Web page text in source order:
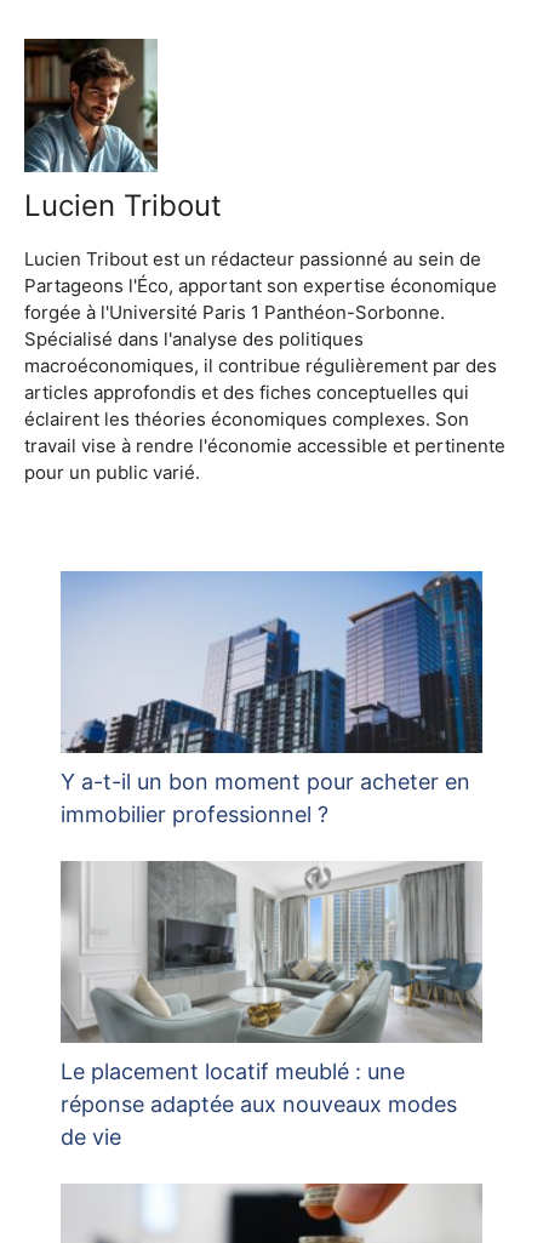
Lucien Tribout
Lucien Tribout est un rédacteur passionné au sein de
Partageons l'Éco, apportant son expertise économique
forgée à l'Université Paris 1 Panthéon-Sorbonne.
Spécialisé dans l'analyse des politiques
macroéconomiques, il contribue régulièrement par des
articles approfondis et des fiches conceptuelles qui
éclairent les théories économiques complexes. Son
travail vise à rendre l'économie accessible et pertinente
pour un public varié.
Y a-t-il un bon moment pour acheter en
immobilier professionnel ?
Le placement locatif meublé : une
réponse adaptée aux nouveaux modes
de vie